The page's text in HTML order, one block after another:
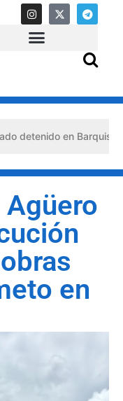
en Barquisimeto:
en